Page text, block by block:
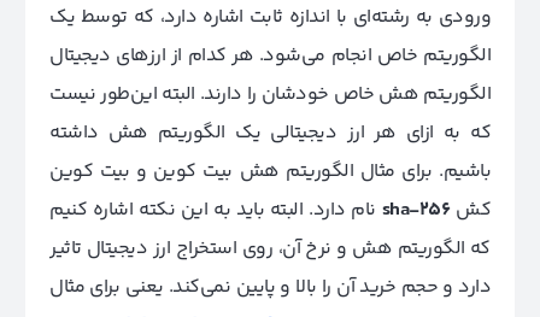
ورودی به رشته‌ای با اندازه ثابت اشاره دارد، که توسط یک
الگوریتم خاص انجام می‌شود. هر کدام از ارزهای دیجیتال
الگوریتم هش خاص خودشان را دارند. البته این‌طور نیست
که به ازای هر ارز دیجیتالی یک الگوریتم هش داشته
باشیم. برای مثال الگوریتم هش بیت کوین و بیت‌ کوین‌
کشsha-256 نام دارد. البته باید به این نکته اشاره کنیم
که الگوریتم هش و نرخ آن، روی استخراج ارز دیجیتال تاثیر
دارد و حجم خرید آن را بالا و پایین نمی‌کند. یعنی برای مثال